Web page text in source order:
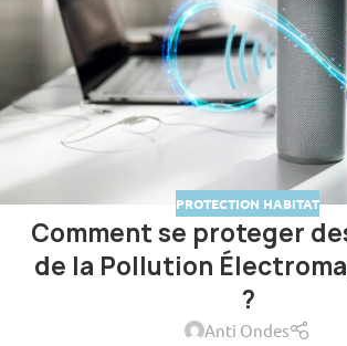
PROTECTION HABITAT
Comment se proteger
de la Pollution
?
Anti Ondes